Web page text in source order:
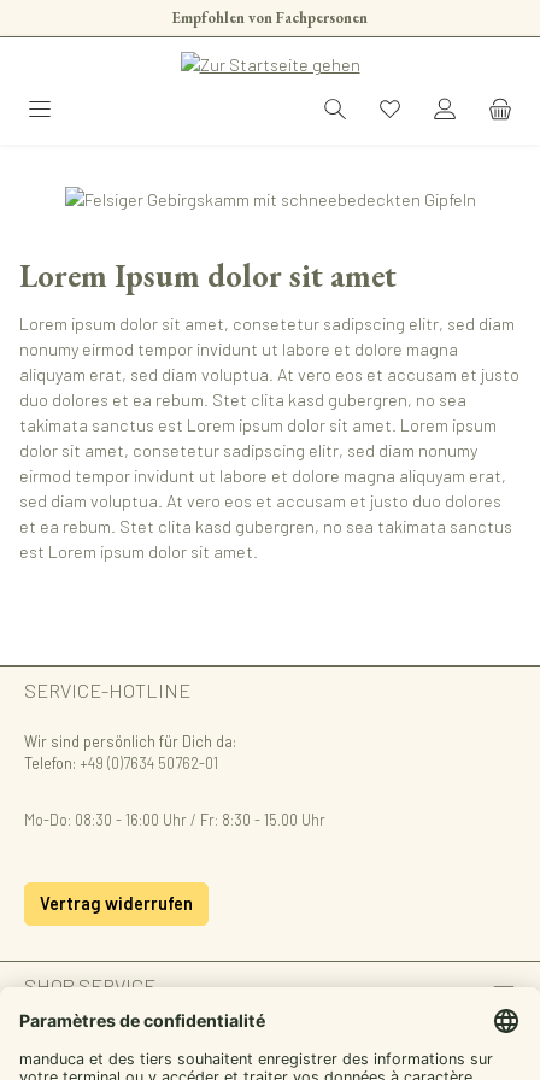
Zum Hauptinhalt springenEmpfohlen von Fachpersonen
Lorem Ipsum dolor sit amet
Lorem ipsum dolor sit amet, consetetur sadipscing elitr, sed diam
nonumy eirmod tempor invidunt ut labore et dolore magna
aliquyam erat, sed diam voluptua. At vero eos et accusam et justo
duo dolores et ea rebum. Stet clita kasd gubergren, no sea
takimata sanctus est Lorem ipsum dolor sit amet. Lorem ipsum
dolor sit amet, consetetur sadipscing elitr, sed diam nonumy
eirmod tempor invidunt ut labore et dolore magna aliquyam erat,
sed diam voluptua. At vero eos et accusam et justo duo dolores
et ea rebum. Stet clita kasd gubergren, no sea takimata sanctus
est Lorem ipsum dolor sit amet.
SERVICE-HOTLINE
Wir sind persönlich für Dich da:
Telefon: +49 (0)7634 50762-01
Mo-Do: 08:30 - 16:00 Uhr / Fr: 8:30 - 15.00 Uhr
Vertrag widerrufen
SHOP SERVICE
INFORMATION